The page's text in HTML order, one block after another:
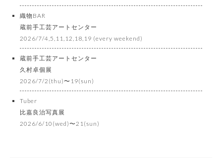
織物BAR
蔵前手工芸アートセンター
2026/7/4,5,11,12,18,19 (every weekend)
蔵前手工芸アートセンター
久村卓個展
2026/7/2(thu)〜19(sun)
Tuber
比嘉良治写真展
2026/6/10(wed)〜21(sun)